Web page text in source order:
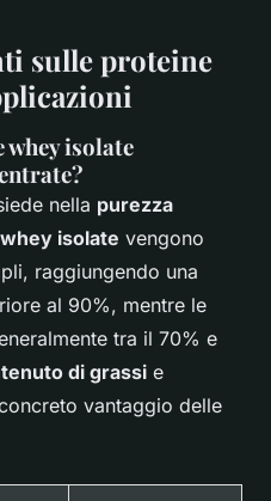
sulle proteine
whey isolate
nella purezza
isolate vengono
raggiungendo una
al 90%, mentre le
tra il 70% e
di grassi e
vantaggio delle